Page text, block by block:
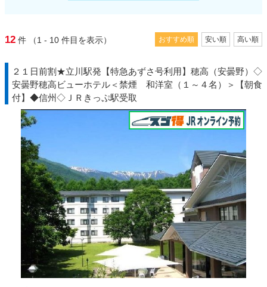
12 件 （1 - 10 件目を表示） おすすめ順 安い順 高い順
２１日前割★立川駅発【特急あずさ号利用】穂高（安曇野）◇
安曇野穂高ビューホテル＜禁煙 和洋室（１～４名）＞【朝食
付】◆信州◇ＪＲきっぷ駅受取